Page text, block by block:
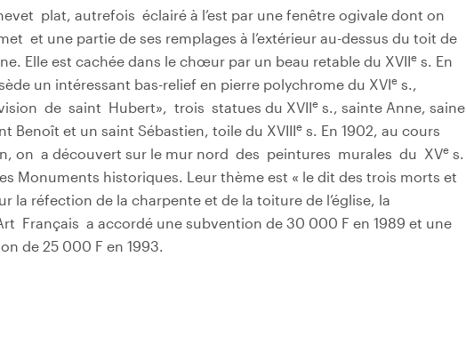
plat, autrefois éclairé à l’est par une fenêtre ogivale dont on
et une partie de ses remplages à l’extérieur au-dessus du toit de
Elle est cachée dans le chœur par un beau retable du XVIIe s. En
un intéressant bas-relief en pierre polychrome du XVIe s.,
de saint Hubert», trois statues du XVIIe s., sainte Anne, saine
Benoît et un saint Sébastien, toile du XVIIIe s. En 1902, au cours
on a découvert sur le mur nord des peintures murales du XVe s.
Monuments historiques. Leur thème est « le dit des trois morts et
la réfection de la charpente et de la toiture de l’église, la
Français a accordé une subvention de 30 000 F en 1989 et une
de 25 000 F en 1993.